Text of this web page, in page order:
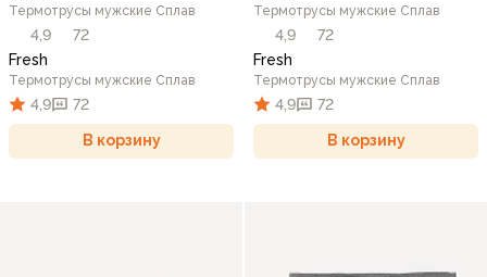
Термотрусы мужские Сплав
4,9
72
Fresh
Термотрусы мужские Сплав
4,9 72
В корзину
Термотрусы мужские Сплав
4,9
72
Fresh
Термотрусы мужские Сплав
4,9 72
В корзину